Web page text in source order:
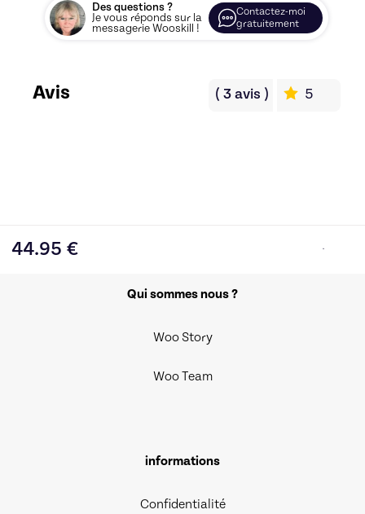
Des questions ?
Je vous réponds sur la
messagerie Wooskill !
Contactez-moi
gratuitement
Avis ( 3avis ) 5
44.95 €
Qui sommes nous ?
Woo Story
Woo Team
informations
Confidentialité